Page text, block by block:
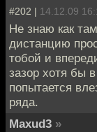
#202 | 14.12.09
Не знаю как
дистанцию
тобой и
зазор хотя бы
попытается
ряда.
Maxud3 »